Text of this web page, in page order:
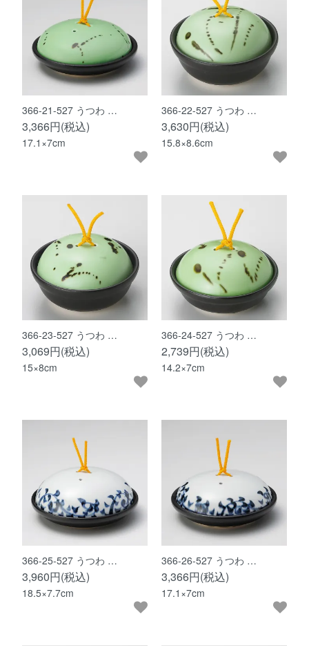
366-21-527 うつわ …
3,366円(税込)
17.1×7cm
366-22-527 うつわ …
3,630円(税込)
15.8×8.6cm
366-23-527 うつわ …
3,069円(税込)
15×8cm
366-24-527 うつわ …
2,739円(税込)
14.2×7cm
366-25-527 うつわ …
3,960円(税込)
18.5×7.7cm
366-26-527 うつわ …
3,366円(税込)
17.1×7cm